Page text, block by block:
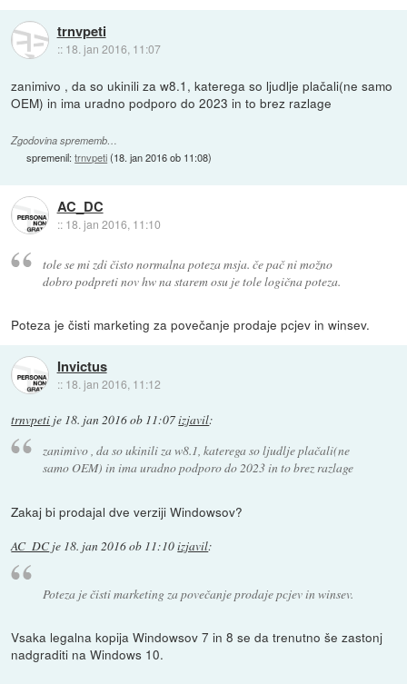
trnvpeti
:: 18. jan 2016, 11:07
zanimivo , da so ukinili za w8.1, katerega so ljudlje plačali(ne samo
OEM) in ima uradno podporo do 2023 in to brez razlage
Zgodovina sprememb…
spremenil:trnvpeti(18. jan 2016 ob 11:08)
AC_DC
:: 18. jan 2016, 11:10
tole se mi zdi čisto normalna poteza msja. če pač ni možno
dobro podpreti nov hw na starem osu je tole logična poteza.
Poteza je čisti marketing za povečanje prodaje pcjev in winsev.
Invictus
:: 18. jan 2016, 11:12
trnvpeti je 18. jan 2016 ob 11:07izjavil:
zanimivo , da so ukinili za w8.1, katerega so ljudlje plačali(ne
samo OEM) in ima uradno podporo do 2023 in to brez razlage
Zakaj bi prodajal dve verziji Windowsov?
AC_DCje 18. jan 2016 ob 11:10izjavil:
Poteza je čisti marketing za povečanje prodaje pcjev in winsev.
Vsaka legalna kopija Windowsov 7 in 8 se da trenutno še zastonj
nadgraditi na Windows 10.